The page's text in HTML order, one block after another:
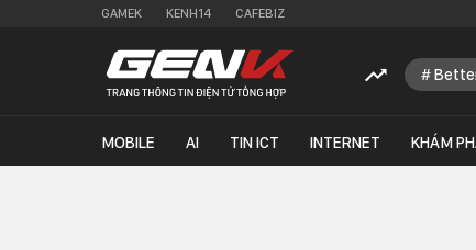
GAMEK KENH14 CAFEBIZ
MOBILE AI TIN ICT INTERNET KHÁM